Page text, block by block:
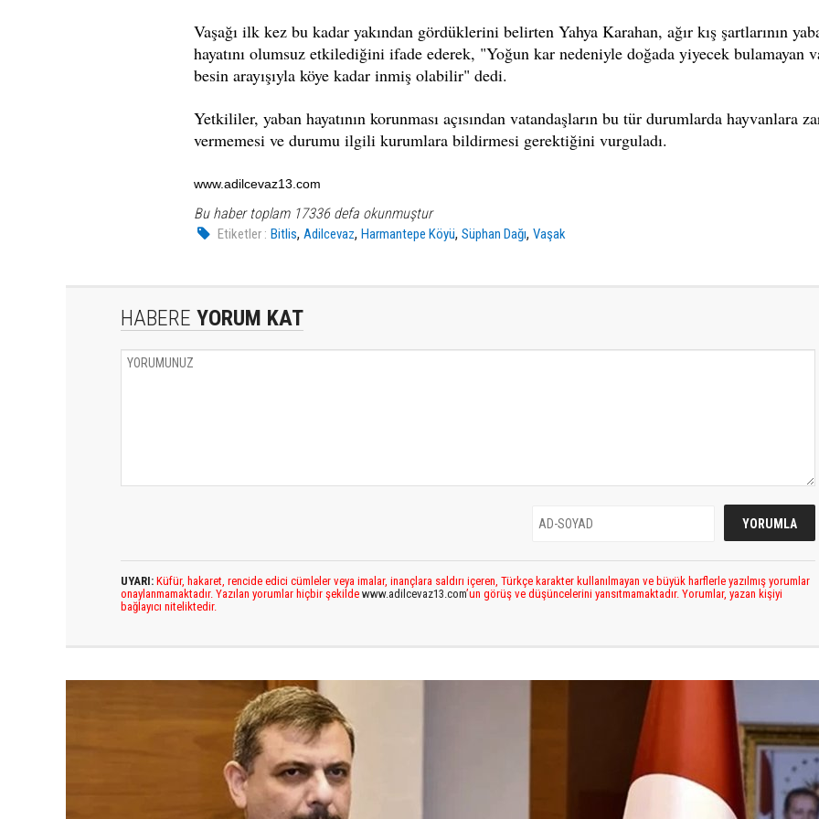
Vaşağı ilk kez bu kadar yakından gördüklerini belirten Yahya Karahan, ağır kış şartlarının
hayatını olumsuz etkilediğini ifade ederek, "Yoğun kar nedeniyle doğada yiyecek bulamayan
besin arayışıyla köye kadar inmiş olabilir" dedi.
Yetkililer, yaban hayatının korunması açısından vatandaşların bu tür durumlarda hayvanlara
vermemesi ve durumu ilgili kurumlara bildirmesi gerektiğini vurguladı.
www.adilcevaz13.com
Bu haber toplam 17336 defa okunmuştur
Etiketler : Bitlis,Adilcevaz,Harmantepe Köyü,Süphan Dağı,Vaşak
HABERE YORUM KAT
UYARI: Küfür, hakaret, rencide edici cümleler veya imalar, inançlara saldırı içeren, Türkçe karakter kullanılmayan ve büyük harflerle yazılmış yorumlar
onaylanmamaktadır. Yazılan yorumlar hiçbir şekilde www.adilcevaz13.com’un görüş ve düşüncelerini yansıtmamaktadır. Yorumlar, yazan kişiyi
bağlayıcı niteliktedir.